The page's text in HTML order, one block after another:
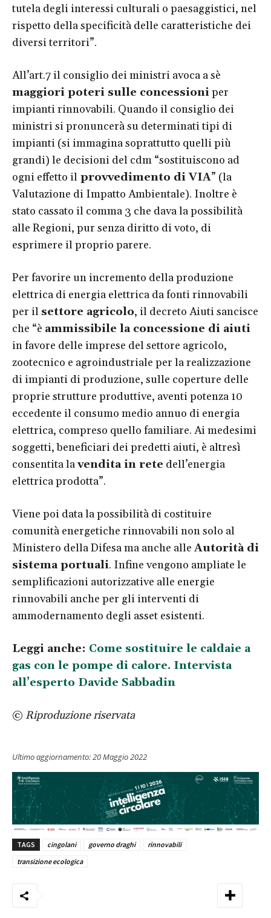
tutela degli interessi culturali o paesaggistici, nel
rispetto della specificità delle caratteristiche dei
diversi territori”.
All’art.7 il consiglio dei ministri avoca a sè
maggiori poteri sulle concessioniper
impianti rinnovabili. Quando il consiglio dei
ministri si pronuncerà su determinati tipi di
impianti (si immagina soprattutto quelli più
grandi) le decisioni del cdm “sostituiscono ad
ogni effetto il provvedimento di VIA” (la
Valutazione di Impatto Ambientale). Inoltre è
stato cassato il comma 3 che dava la possibilità
alle Regioni, pur senza diritto di voto, di
esprimere il proprio parere.
Per favorire un incremento della produzione
elettrica di energia elettrica da fonti rinnovabili
per il settore agricolo, il decreto Aiuti sancisce
che “è ammissibile la concessione di aiuti
in favore delle imprese del settore agricolo,
zootecnico e agroindustriale per la realizzazione
di impianti di produzione, sulle coperture delle
proprie strutture produttive, aventi potenza 10
eccedente il consumo medio annuo di energia
elettrica, compreso quello familiare. Ai medesimi
soggetti, beneficiari dei predetti aiuti, è altresì
consentita lavendita in rete dell’energia
elettrica prodotta”.
Viene poi data la possibilità di costituire
comunità energetiche rinnovabili non solo al
Ministero della Difesa ma anche alle Autorità di
sistema portuali. Infine vengono ampliate le
semplificazioni autorizzative alle energie
rinnovabili anche per gli interventi di
ammodernamento degli asset esistenti.
Leggi anche: Come sostituire le caldaie a
gas con le pompe di calore. Intervista
all’esperto Davide Sabbadin
© Riproduzione riservata
Ultimo aggiornamento:20 Maggio 2022
TAGS cingolani governo draghi
rinnovabili
transizione ecologica